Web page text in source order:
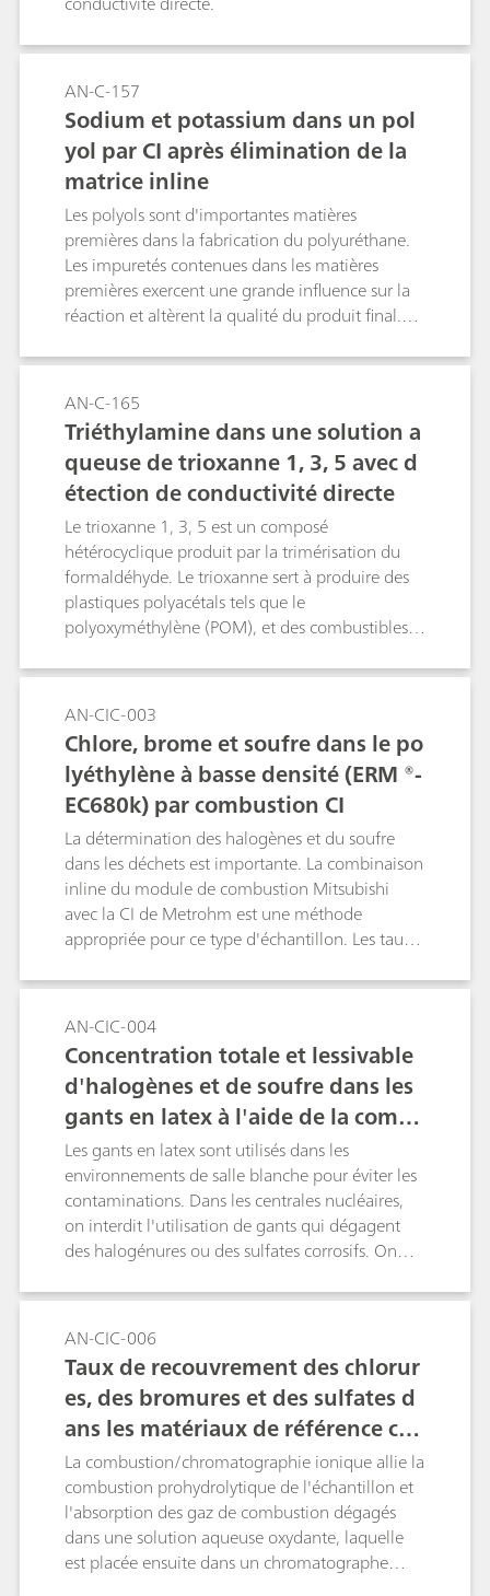
AN-C-157
Sodium et potassium dans un pol
yol par CI après élimination de la
matrice inline
Les polyols sont d'importantes matières
premières dans la fabrication du polyuréthane.
Les impuretés contenues dans les matières
premières exercent une grande influence sur la
réaction et altèrent la qualité du produit final.
particulièrement puissants pour les réactions
linéaires ou ramifiées. La CI après élimination de
la matrice inline est une méthode rapide et
précise pour réaliser une détermination
simultanée.
AN-C-165
Triéthylamine dans une solution a
queuse de trioxanne 1, 3, 5 avec d
étection de conductivité directe
Le trioxanne 1, 3, 5 est un composé
hétérocyclique produit par la trimérisation du
formaldéhyde. Le trioxanne sert à produire des
plastiques polyacétals tels que le
polyoxyméthylène (POM), et des combustibles
5 contiennent souvent des traces de
triéthylamine devant être quantifiées. Cette
analyse est effectuée sur une colonne Metrosep
C 3 - 250/4,0 et est suivie d'une détection de
conductivité directe.
AN-CIC-003
Chlore, brome et soufre dans le po
lyéthylène à basse densité (ERM ®-
EC680k) par combustion CI
La détermination des halogènes et du soufre
dans les déchets est importante. La combinaison
inline du module de combustion Mitsubishi
avec la CI de Metrohm est une méthode
appropriée pour ce type d'échantillon. Les taux
de référence certifié, le polyéthylène à basse
densité (low-density polyethylen, LDPE) par
exemple.Mot-clé : pyrohydrolyse
AN-CIC-004
Concentration totale et lessivable
d'halogènes et de soufre dans les
gants en latex à l'aide de la comb
ustion CI et d'un test de lessivage
Les gants en latex sont utilisés dans les
environnements de salle blanche pour éviter les
contaminations. Dans les centrales nucléaires,
on interdit l'utilisation de gants qui dégagent
des halogénures ou des sulfates corrosifs. On
soufre au moyen de la combustion CI. On
effectue un test d'éluat pour vérifier le taux
d'halogènes et de sulfates pouvant éluer dans
les gants. La préparation des échantillons
consiste en une préconcentration et une
élimination de la matrice (MiPCT-ME) comme
décrit dans la AN-S-304.Mot-clé : pyrohydrolyse
AN-CIC-006
Taux de recouvrement des chlorur
es, des bromures et des sulfates d
ans les matériaux de référence cer
tifiés à l'aide de la combustion CI
de Metrohm
La combustion/chromatographie ionique allie la
combustion prohydrolytique de l'échantillon et
l'absorption des gaz de combustion dégagés
dans une solution aqueuse oxydante, laquelle
est placée ensuite dans un chromatographe